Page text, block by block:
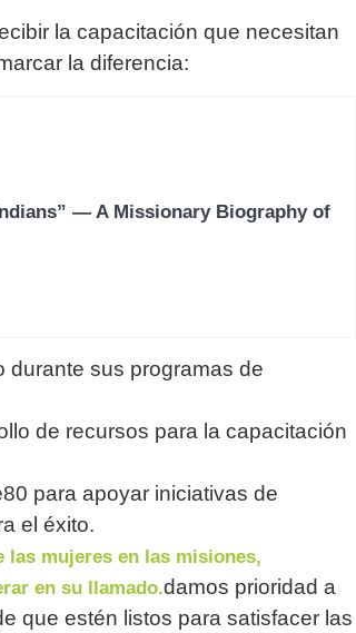
la capacitación que necesitan
la diferencia:
— A Missionary Biography of
durante sus programas de
de recursos para la capacitación
para apoyar iniciativas de
el éxito.
las mujeres en las misiones,
en su llamado.damos prioridad a
que estén listos para satisfacer las